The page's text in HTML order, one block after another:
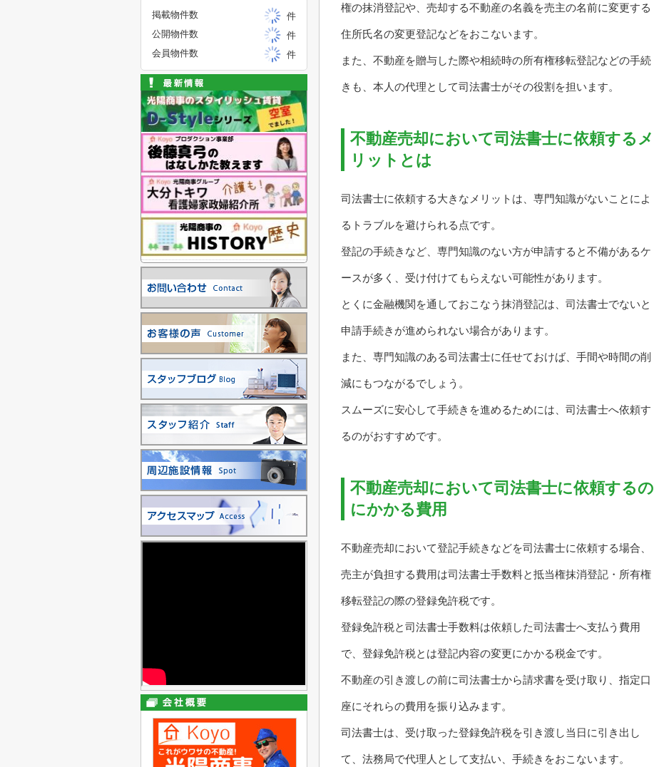
権の抹消登記や、売却する不動産の名義を売主の名前に変更する
住所氏名の変更登記などをおこないます。
また、不動産を贈与した際や相続時の所有権移転登記などの手続
きも、本人の代理として司法書士がその役割を担います。
不動産売却において司法書士に依頼するメ
リットとは
司法書士に依頼する大きなメリットは、専門知識がないことによ
るトラブルを避けられる点です。
登記の手続きなど、専門知識のない方が申請すると不備があるケ
ースが多く、受け付けてもらえない可能性があります。
とくに金融機関を通しておこなう抹消登記は、司法書士でないと
申請手続きが進められない場合があります。
また、専門知識のある司法書士に任せておけば、手間や時間の削
減にもつながるでしょう。
スムーズに安心して手続きを進めるためには、司法書士へ依頼す
るのがおすすめです。
不動産売却において司法書士に依頼するの
にかかる費用
不動産売却において登記手続きなどを司法書士に依頼する場合、
売主が負担する費用は司法書士手数料と抵当権抹消登記・所有権
移転登記の際の登録免許税です。
登録免許税と司法書士手数料は依頼した司法書士へ支払う費用
で、登録免許税とは登記内容の変更にかかる税金です。
不動産の引き渡しの前に司法書士から請求書を受け取り、指定口
座にそれらの費用を振り込みます。
司法書士は、受け取った登録免許税を引き渡し当日に引き出し
て、法務局で代理人として支払い、手続きをおこないます。
掲載物件数
件
公開物件数
件
会員物件数
件